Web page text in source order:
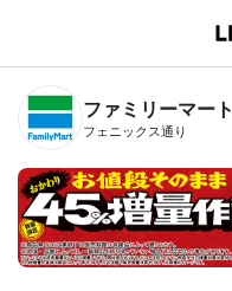
B
n
T
ファミリーマート
フェニックス通り